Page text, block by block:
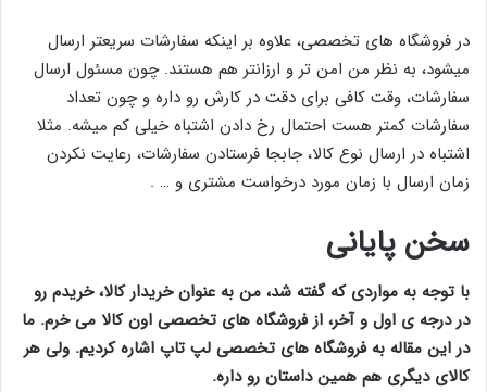
در فروشگاه های تخصصی، علاوه بر اینکه سفارشات سریعتر ارسال
میشود، به نظر من امن تر و ارزانتر هم هستند. چون مسئول ارسال
سفارشات، وقت کافی برای دقت در کارش رو داره و چون تعداد
سفارشات کمتر هست احتمال رخ دادن اشتباه خیلی کم میشه. مثلا
اشتباه در ارسال نوع کالا، جابجا فرستادن سفارشات، رعایت نکردن
زمان ارسال با زمان مورد درخواست مشتری و … .
سخن پایانی
با توجه به مواردی که گفته شد، من به عنوان خریدار کالا، خریدم رو
در درجه ی اول و آخر، از فروشگاه های تخصصی اون کالا می خرم. ما
در این مقاله به فروشگاه های تخصصی لپ تاپ اشاره کردیم. ولی هر
کالای دیگری هم همین داستان رو داره.